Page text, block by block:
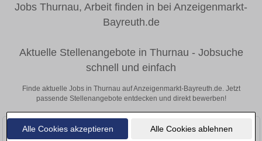
Alle Cookies akzeptieren Alle Cookies ablehnen
Jobs Thurnau, Arbeit finden in bei Anzeigenmarkt-
Bayreuth.de
Aktuelle Stellenangebote in Thurnau - Jobsuche
schnell und einfach
Finde aktuelle Jobs in Thurnau auf Anzeigenmarkt-Bayreuth.de. Jetzt
passende Stellenangebote entdecken und direkt bewerben!